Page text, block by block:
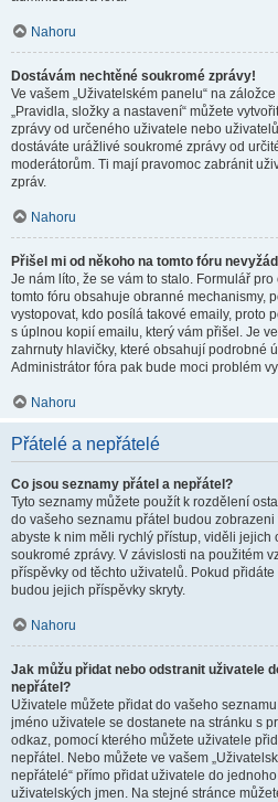
Nahoru
Dostávám nechtěné soukromé zprávy!
Ve vašem „Uživatelském panelu“ na
„Pravidla, složky a nastavení“ můžete
zprávy od určeného uživatele nebo
dostáváte urážlivé soukromé zprávy od
moderátorům. Ti mají pravomoc zabránit
zpráv.
Nahoru
Přišel mi od někoho na tomto fóru
Je nám líto, že se vám to stalo. Formulář
tomto fóru obsahuje obranné mechanismy,
vystopovat, kdo posílá takové emaily, proto
s úplnou kopií emailu, který vám přišel. Je
zahrnuty hlavičky, které obsahují podrobné
Administrátor fóra pak bude moci problém
Nahoru
Přátelé a nepřátelé
Co jsou seznamy přátel a nepřátel?
Tyto seznamy můžete použít k rozdělení
do vašeho seznamu přátel budou
abyste k nim měli rychlý přístup, viděli
soukromé zprávy. V závislosti na použitém
příspěvky od těchto uživatelů. Pokud
budou jejich příspěvky skryty.
Nahoru
Jak můžu přidat nebo odstranit uživatele
nepřátel?
Uživatele můžete přidat do vašeho
jméno uživatele se dostanete na stránku s
odkaz, pomocí kterého můžete uživatele
nepřátel. Nebo můžete ve vašem
nepřátelé“ přímo přidat uživatele do
uživatelských jmen. Na stejné stránce